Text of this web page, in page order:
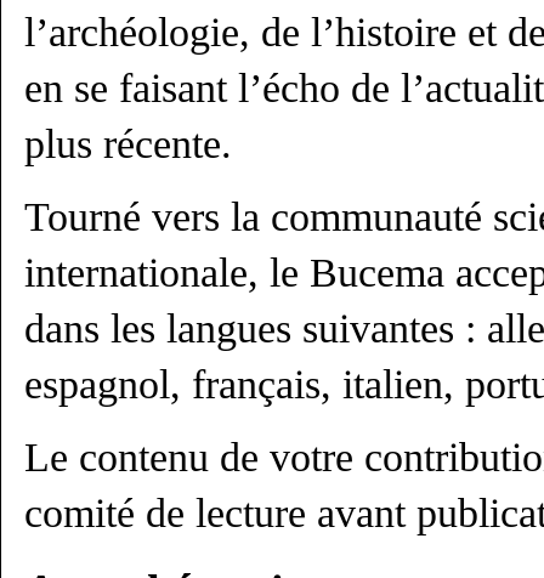
l’archéologie, de l’histoire et
en se faisant l’écho de
plus récente.
Tourné vers la communauté
internationale, le Bucema
dans les langues suivantes :
espagnol, français, italien,
Le contenu de votre
comité de lecture avant